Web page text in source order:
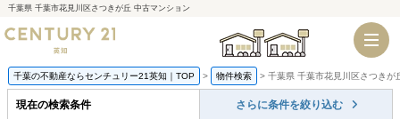
千葉県 千葉市花見川区さつきが丘 中古マンション
千葉店 船橋店
千葉の不動産ならセンチュリー21英知｜TOP 物件検索 千葉県 千葉市花見川区さつきが
現在の検索条件 さらに条件を絞り込む